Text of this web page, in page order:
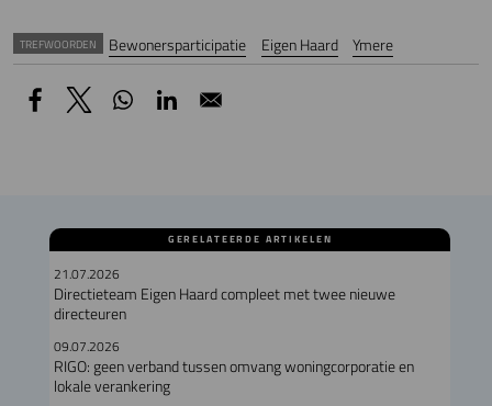
TREFWOORDEN Bewonersparticipatie Eigen Haard Ymere
GERELATEERDE ARTIKELEN
21.07.2026
Directieteam Eigen Haard compleet met twee nieuwe
directeuren
09.07.2026
RIGO: geen verband tussen omvang woningcorporatie en
lokale verankering